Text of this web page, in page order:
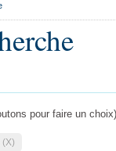
pour faire un choix)